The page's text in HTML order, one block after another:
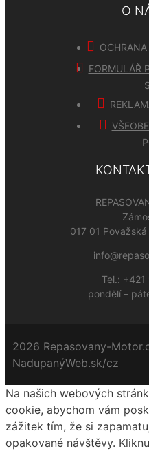
O
FORMULÁŘ
017 01
Tel.: +421
pondělí –
2026 Repasovany-
NadupanýWeb.sk/cz
Na našich webových
cookie, abychom vám
zážitek tím, že si
opakované návštěvy.